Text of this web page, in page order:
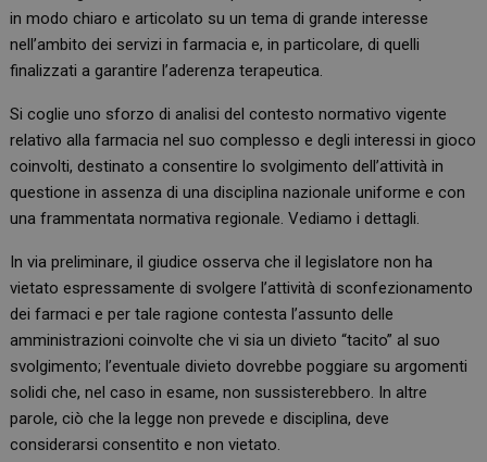
in modo chiaro e articolato su un tema di grande interesse
nell’ambito dei servizi in farmacia e, in particolare, di quelli
finalizzati a garantire l’aderenza terapeutica.
Si coglie uno sforzo di analisi del contesto normativo vigente
relativo alla farmacia nel suo complesso e degli interessi in gioco
coinvolti, destinato a consentire lo svolgimento dell’attività in
questione in assenza di una disciplina nazionale uniforme e con
una frammentata normativa regionale. Vediamo i dettagli.
In via preliminare, il giudice osserva che il legislatore non ha
vietato espressamente di svolgere l’attività di sconfezionamento
dei farmaci e per tale ragione contesta l’assunto delle
amministrazioni coinvolte che vi sia un divieto “tacito” al suo
svolgimento; l’eventuale divieto dovrebbe poggiare su argomenti
solidi che, nel caso in esame, non sussisterebbero. In altre
parole, ciò che la legge non prevede e disciplina, deve
considerarsi consentito e non vietato.